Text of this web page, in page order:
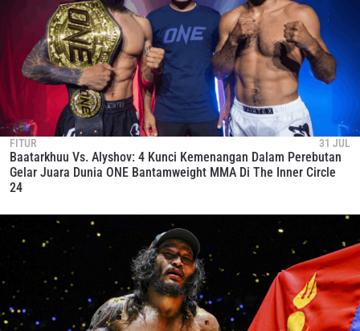
FITUR 31 JUL
Baatarkhuu Vs. Alyshov: 4 Kunci Kemenangan Dalam Perebutan
Gelar Juara Dunia ONE Bantamweight MMA Di The Inner Circle
24